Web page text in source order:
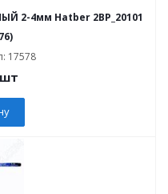
2-4мм Hatber 2BP_20101
17578